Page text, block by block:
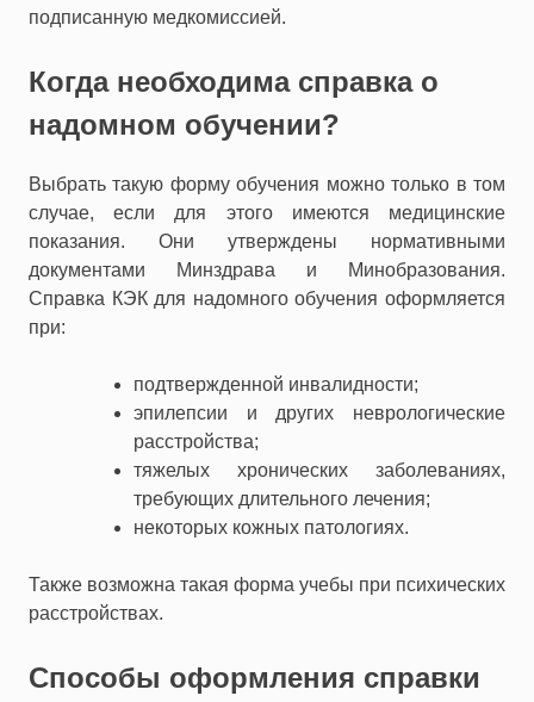
подписанную медкомиссией.
Когда необходима справка о
надомном обучении?
Выбрать такую форму обучения можно только в том
случае, если для этого имеются медицинские
показания. Они утверждены нормативными
документами Минздрава и Минобразования.
Справка КЭК для надомного обучения оформляется
при:
подтвержденной инвалидности;
эпилепсии и других неврологические
расстройства;
тяжелых хронических заболеваниях,
требующих длительного лечения;
некоторых кожных патологиях.
Также возможна такая форма учебы при психических
расстройствах.
Способы оформления справки